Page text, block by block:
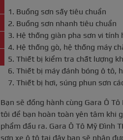
Buồng sơn sấy tiêu chuẩn
Buồng sơn nhanh tiêu chuẩn
Hệ thống giàn pha sơn vi tính
Hệ thống gò, hệ thống máy
Thiết bị kiểm tra chất lượng
Thiết bị máy đánh bóng ô tô,
Thiết bị hơi, súng phun sơn
Bạn sẽ đồng hành cùng Gara Ô
tôi để bạn hoàn toàn yên tâm khi
phẩm đầu ra. Gara Ô Tô Mỹ Đình
sơn xe ô tô tại đây bạn sẽ nhận